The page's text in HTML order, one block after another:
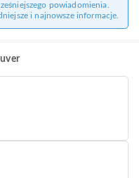
powiadomienia.
i najnowsze informacje.